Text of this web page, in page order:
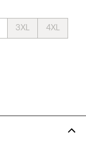
3XL 4XL